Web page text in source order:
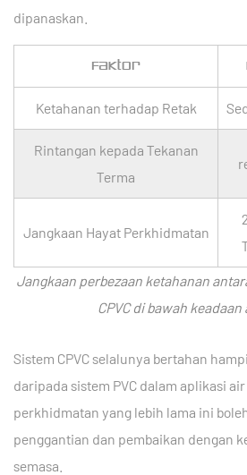
dipanaskan.
Jangkaan perbezaan ketahanan
CPVC di bawah keadaan
Faktor
Ketahanan terhadap Retak
Rintangan kepada Tekanan
Terma
Jangkaan Hayat Perkhidmatan
Sistem CPVC selalunya bertahan
daripada sistem PVC dalam aplikasi air
perkhidmatan yang lebih lama ini
penggantian dan pembaikan dengan
semasa.